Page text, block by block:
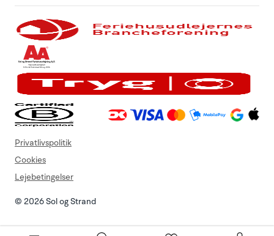
© 2026 Sol og Strand
Privatlivspolitik
Cookies
Lejebetingelser